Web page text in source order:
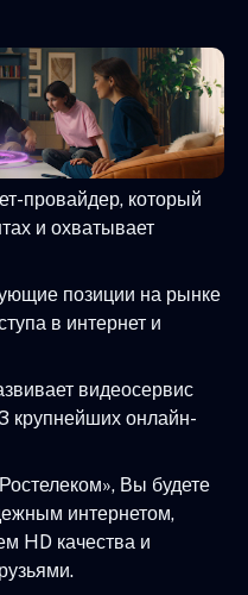
провайдер, который
и охватывает
позиции на рынке
в интернет и
видеосервис
крупнейших онлайн-
Вы будете
интернетом,
HD качества и